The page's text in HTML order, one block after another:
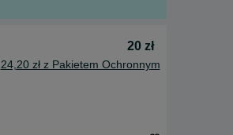
20 zł
24,20 zł z Pakietem Ochronnym